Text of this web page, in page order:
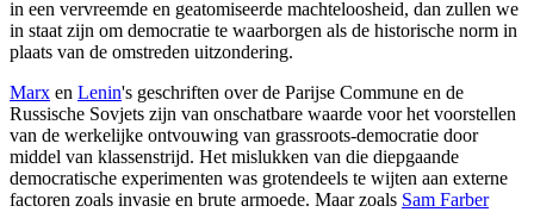
in een vervreemde en geatomiseerde machteloosheid, dan zullen we
in staat zijn om democratie te waarborgen als de historische norm in
plaats van de omstreden uitzondering.
Marx en Lenin's geschriften over de Parijse Commune en de
Russische Sovjets zijn van onschatbare waarde voor het voorstellen
van de werkelijke ontvouwing van grassroots-democratie door
middel van klassenstrijd. Het mislukken van die diepgaande
democratische experimenten was grotendeels te wijten aan externe
factoren zoals invasie en brute armoede. Maar zoals Sam Farber